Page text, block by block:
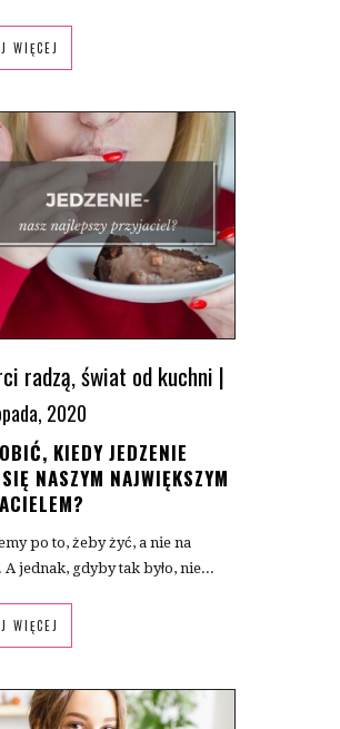
WIĘCEJ
radzą,świat od kuchni |
2020
KIEDY JEDZENIE
NASZYM NAJWIĘKSZYM
po to, żeby żyć, a nie na
jednak, gdyby tak było, nie...
WIĘCEJ